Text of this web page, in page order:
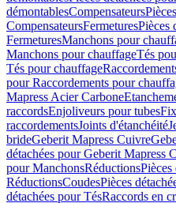
démontablesCompensateurs
CompensateursFermeturesPièces
FermeturesManchons pour
Manchons pour chauffageTés
Tés pour chauffage
pour Raccordements pour
Mapress Acier Carbone
raccordsEnjoliveurs pour tubes
raccordementsJoints d'étanchéité
brideGeberit Mapress Cuivre
détachées pour Geberit Mapress
pour ManchonsRéductionsPièces
RéductionsCoudesPièces
détachées pour TésRaccords en